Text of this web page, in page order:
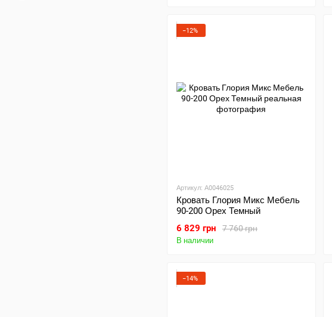
−12%
Артикул: А0046025
Кровать Глория Микс Мебель
90-200 Орех Темный
7 760 грн
6 829 грн
В наличии
−14%